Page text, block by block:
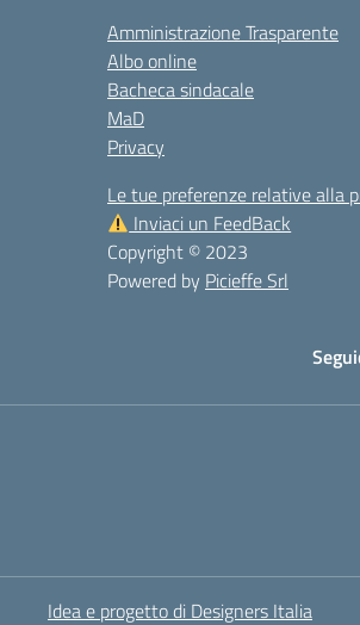
Amministrazione Trasparente
Albo online
Bacheca sindacale
MaD
Privacy
Le tue preferenze relative alla
Inviaci un FeedBack
Copyright © 2023
Powered by Picieffe Srl
Idea e progetto di Designers Italia